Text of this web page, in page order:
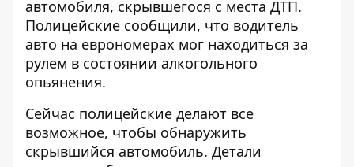
автомобиля, скрывшегося с места ДТП.
Полицейские сообщили, что водитель
авто на еврономерах мог находиться за
рулем в состоянии алкогольного
опьянения.
Сейчас полицейские делают все
возможное, чтобы обнаружить
скрывшийся автомобиль. Детали